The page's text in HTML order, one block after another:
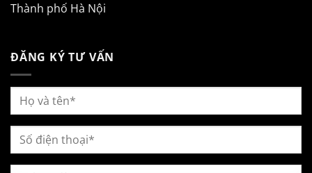
Thành phố Hà Nội
ĐĂNG KÝ TƯ VẤN